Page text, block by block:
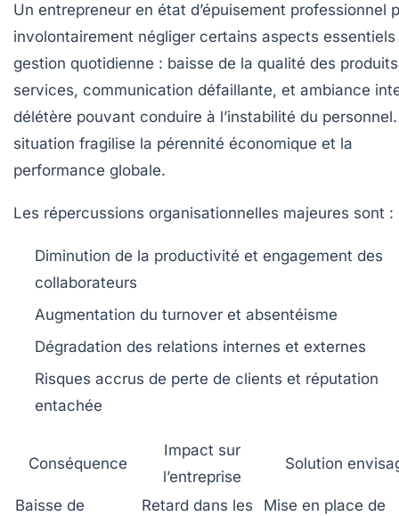
Un entrepreneur en état d’épuisement professionnel
involontairement négliger certains aspects essentiels
gestion quotidienne : baisse de la qualité des
services, communication défaillante, et ambiance
délétère pouvant conduire à l’instabilité du
situation fragilise la pérennité économique et la
performance globale.
Les répercussions organisationnelles majeures sont :
Diminution de la productivité et engagement des
collaborateurs
Augmentation du turnover et absentéisme
Dégradation des relations internes et externes
Risques accrus de perte de clients et réputation
entachée
Conséquence
Impact sur
l’entreprise
Solution
Baisse de
Retard dans les
Mise en place de